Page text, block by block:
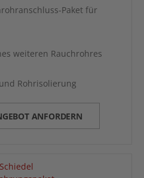
Paket für
weiteren Rauchrohres
Rohrisolierung
ANFORDERN